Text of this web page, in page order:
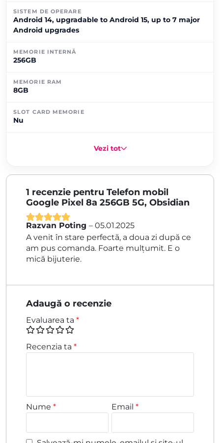
SISTEM DE OPERARE
Android 14, upgradable to Android 15, up to 7 major
Android upgrades
MEMORIE INTERNĂ
256GB
MEMORIE RAM
8GB
SLOT CARD MEMORIE
Nu
Vezi tot
1 recenzie pentru Telefon mobil
Google Pixel 8a 256GB 5G, Obsidian
Evaluat la 5
din 5
Razvan Poting – 05.01.2025
A venit în stare perfectă, a doua zi după ce
am pus comanda. Foarte mulțumit. E o
mică bijuterie.
Adaugă o recenzie
Evaluarea ta *
Recenzia ta *
Nume * Email*